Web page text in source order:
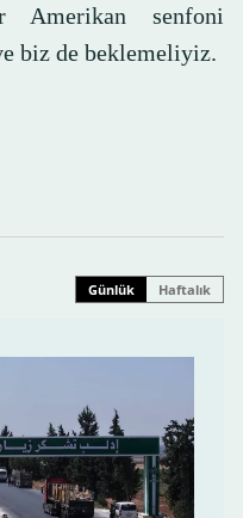
senfoni
biz de beklemeliyiz.
Günlük Haftalık